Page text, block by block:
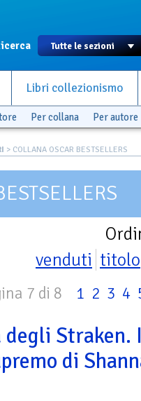
Libri collezionismo
Per collana Per autore
> COLLANA OSCAR BESTSELLERS
venduti titolo
7 di 8 1 2 3 4
degli Straken.
di